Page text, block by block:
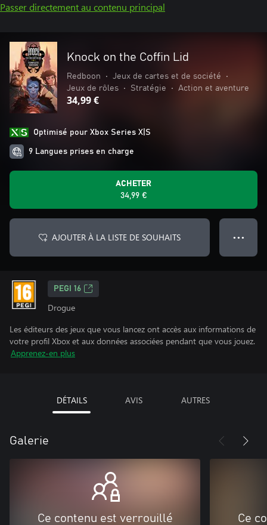
Passer directement au contenu principal
Knock on the Coffin Lid
Redboon • Jeux de cartes et de société
•
Jeux de rôles
• Stratégie • Action et aventure
34,99 €
Optimisé pour Xbox Series X|S
9 Langues prises en charge
ACHETER
34,99 €
AJOUTER À LA LISTE DE SOUHAITS ● ● ●
PEGI 16
Drogue
Les éditeurs des jeux que vous lancez ont accès aux informations de
votre profil Xbox et aux données associées pendant que vous jouez.
Apprenez-en plus
DÉTAILS AVIS AUTRES
Galerie
Ce contenu est verrouillé Ce